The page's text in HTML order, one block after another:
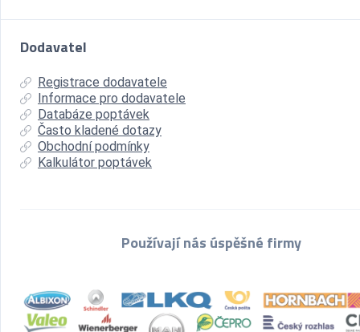
Dodavatel
Registrace dodavatele
Informace pro dodavatele
Databáze poptávek
Často kladené dotazy
Obchodní podmínky
Kalkulátor poptávek
Používají nás úspěšné firmy